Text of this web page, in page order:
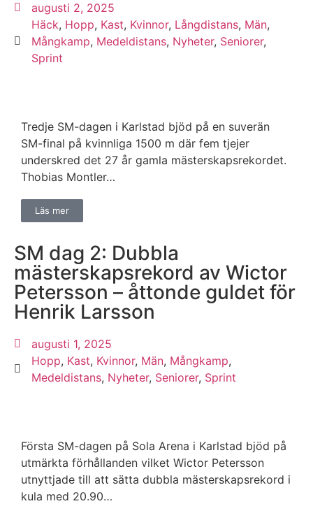
augusti 2, 2025
Häck, Hopp, Kast, Kvinnor, Långdistans, Män,
Mångkamp, Medeldistans, Nyheter, Seniorer,
Sprint
Tredje SM-dagen i Karlstad bjöd på en suverän
SM-final på kvinnliga 1500 m där fem tjejer
underskred det 27 år gamla mästerskapsrekordet.
Thobias Montler…
Läs mer
SM dag 2: Dubbla
mästerskapsrekord av Wictor
Petersson – åttonde guldet för
Henrik Larsson
augusti 1, 2025
Hopp, Kast, Kvinnor, Män, Mångkamp,
Medeldistans, Nyheter, Seniorer, Sprint
Första SM-dagen på Sola Arena i Karlstad bjöd på
utmärkta förhållanden vilket Wictor Petersson
utnyttjade till att sätta dubbla mästerskapsrekord i
kula med 20.90…